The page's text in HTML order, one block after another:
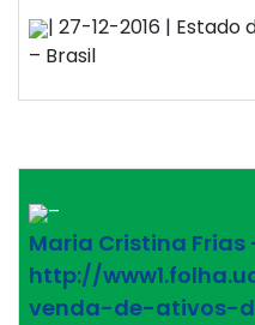
| 27-12-2016 | Estado
– Brasil
–
Maria Cristina
http://
venda-de-ativos-